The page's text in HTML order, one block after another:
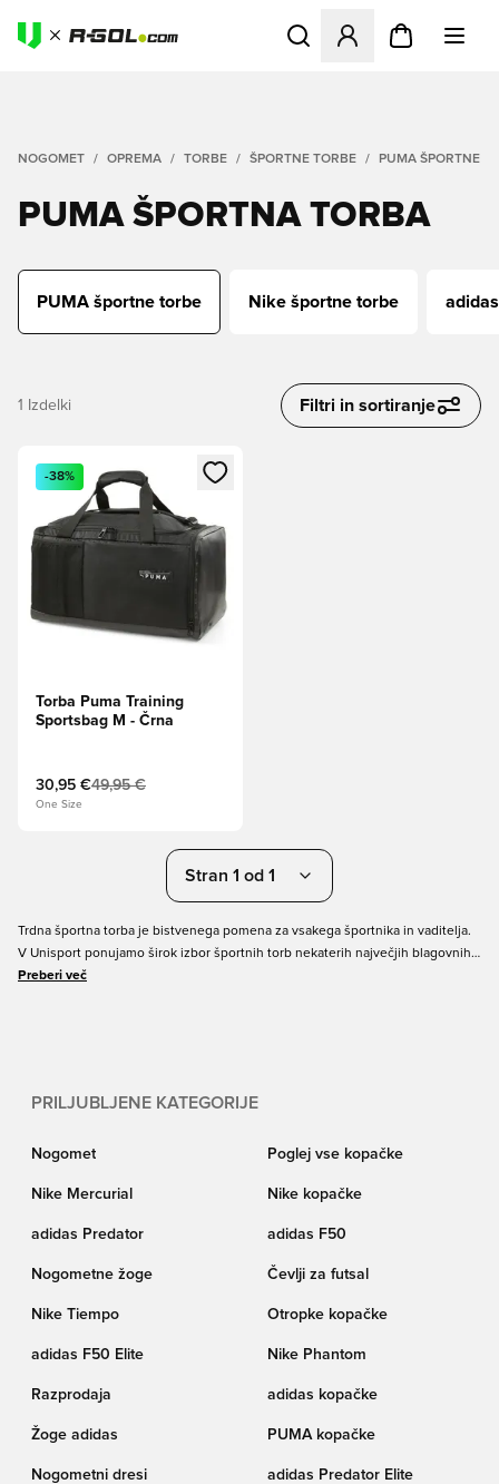
Odpre Modal za prijavo ali
NOGOMET OPREMA TORBE ŠPORTNE TORBE PUMA ŠPORTNE
PUMA ŠPORTNA TORBA
PUMA športne torbe Nike športne torbe
1 Izdelki Filtri in sortiranje
Odpre Modal za prijavo ali vpis kot član
-38%
Torba Puma Training
Sportsbag M - Črna
30,95 €49,95 €
One Size
Stran 1 od 1
Trdna športna torba je bistvenega pomena za vsakega športnika in vaditelja.
V Unisport ponujamo širok izbor športnih torb nekaterih največjih blagovnih
znamk športnih oblačil v različnih stilih in barvah. Športne torbe PUMA so
Preberi več
PRILJUBLJENE KATEGORIJE
Nogomet Poglej vse kopačke
Nike Mercurial Nike kopačke
adidas Predator adidas F50
Nogometne žoge Čevlji za futsal
Nike Tiempo Otropke kopačke
adidas F50 Elite Nike Phantom
Razprodaja adidas kopačke
Žoge adidas PUMA kopačke
Nogometni dresi adidas Predator Elite